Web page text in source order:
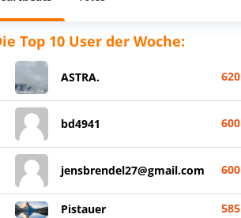
Top 10 User der Woche:
ASTRA. 620
bd4941 600
jensbrendel27@gmail.com 600
Pistauer 585